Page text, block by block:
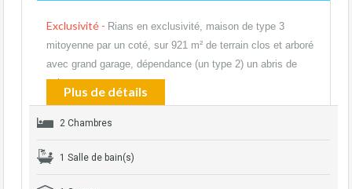
Exclusivité - Rians en exclusivité, maison de type 3
mitoyenne par un coté, sur 921 m² de terrain clos et arboré
avec grand garage, dépendance (un type 2) un abris de
voiture,…
Plus de détails
2 Chambres
1 Salle de bain(s)